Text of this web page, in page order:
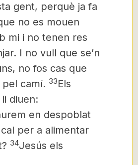
gent, perquè ja fa
no es mouen
mi i no tenen res
I no vull que se’n
no fos cas que
pel camí. 33Els
diuen:
en despoblat
per a alimentar
34Jesús els